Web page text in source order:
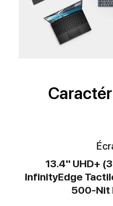
13.4" UHD+
InfinityEdge
500-Nit